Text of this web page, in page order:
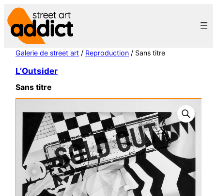
Aller
au
contenu
Galerie de street art / Reproduction / Sans titre
L’Outsider
Sans titre